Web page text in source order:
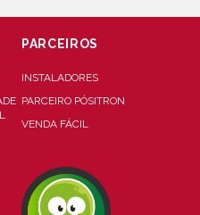
PARCEIROS
INSTALADORES
PARCEIRO PÓSITRON
VENDA FÁCIL